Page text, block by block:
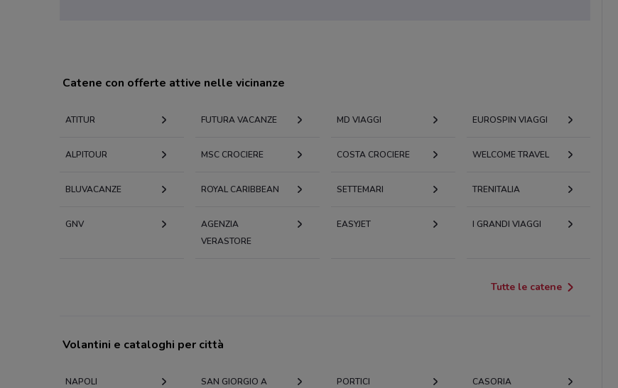
Catene con offerte attive nelle vicinanze
ATITUR FUTURA VACANZE MD VIAGGI EUROSPIN VIAGGI
ALPITOUR MSC CROCIERE COSTA CROCIERE WELCOME TRAVEL
BLUVACANZE ROYAL CARIBBEAN SETTEMARI TRENITALIA
GNV
AGENZIA
VERASTORE
EASYJET I GRANDI VIAGGI
Tutte le catene
Volantini e cataloghi per città
NAPOLI
SAN GIORGIO A
PORTICI CASORIA